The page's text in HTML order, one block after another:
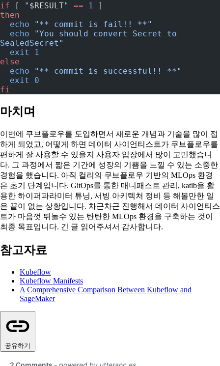
if [ " $RESULT" == 1
]
then
  echo
"** commit is fail!! **"
  echo
"You should convert Secret to
SealedSecret"
  exit
1
else
  echo
"** commit is successful!! **"
  exit
0
fi
마치며
이번에 쿠브플로우를 도입하면서 새로운 개념과 기술을 많이 접
하게 되었고, 어떻게 하면 데이터 사이언티스트가 쿠브플로우를
편하게 잘 사용할 수 있을지 사용자 입장에서 많이 고민했습니
다. 그 과정에서 짧은 기간에 성장의 기쁨을 느낄 수 있는 소중한
경험을 했습니다. 아직 컬리의 쿠브플로우 기반의 MLOps 환경
은 초기 단계입니다. GitOps를 통한 매니패스트 관리, katib을 활
용한 하이퍼파라미터 튜닝, 서빙 아키텍처 정비 등 해볼만한 일
은 끝이 없는 상황입니다. 차근차근 진행해서 데이터 사이언티스
트가 마음껏 뛰놀수 있는 탄탄한 MLOps 환경을 구축하는 것이
최종 목표입니다. 긴 글 읽어주셔서 감사합니다.
참고자료
Kubeflow
Kubeflow Manifests
A Comprehensive Comparison Between Kubeflow and
SageMaker
공유하기